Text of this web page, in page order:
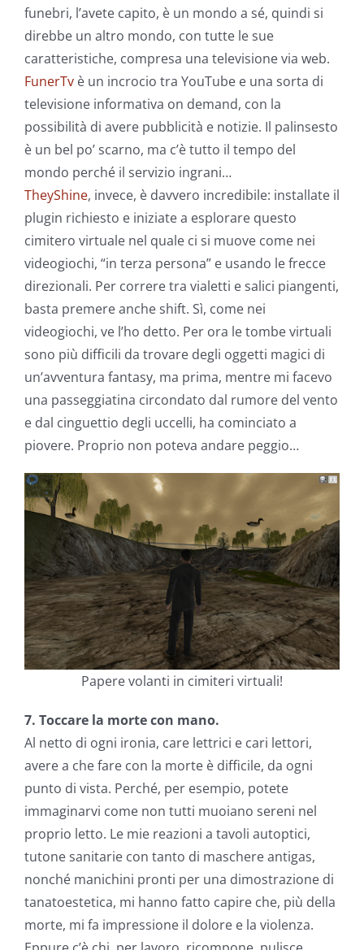
funebri, l’avete capito, è un mondo a sé, quindi si
direbbe un altro mondo, con tutte le sue
caratteristiche, compresa una televisione via web.
FunerTv è un incrocio tra YouTube e una sorta di
televisione informativa on demand, con la
possibilità di avere pubblicità e notizie. Il palinsesto
è un bel po’ scarno, ma c’è tutto il tempo del
mondo perché il servizio ingrani…
TheyShine, invece, è davvero incredibile: installate il
plugin richiesto e iniziate a esplorare questo
cimitero virtuale nel quale ci si muove come nei
videogiochi, “in terza persona” e usando le frecce
direzionali. Per correre tra vialetti e salici piangenti,
basta premere anche shift. Sì, come nei
videogiochi, ve l’ho detto. Per ora le tombe virtuali
sono più difficili da trovare degli oggetti magici di
un’avventura fantasy, ma prima, mentre mi facevo
una passeggiatina circondato dal rumore del vento
e dal cinguettio degli uccelli, ha cominciato a
piovere. Proprio non poteva andare peggio…
Papere volanti in cimiteri virtuali!
7. Toccare la morte con mano.
Al netto di ogni ironia, care lettrici e cari lettori,
avere a che fare con la morte è difficile, da ogni
punto di vista. Perché, per esempio, potete
immaginarvi come non tutti muoiano sereni nel
proprio letto. Le mie reazioni a tavoli autoptici,
tutone sanitarie con tanto di maschere antigas,
nonché manichini pronti per una dimostrazione di
tanatoestetica, mi hanno fatto capire che, più della
morte, mi fa impressione il dolore e la violenza.